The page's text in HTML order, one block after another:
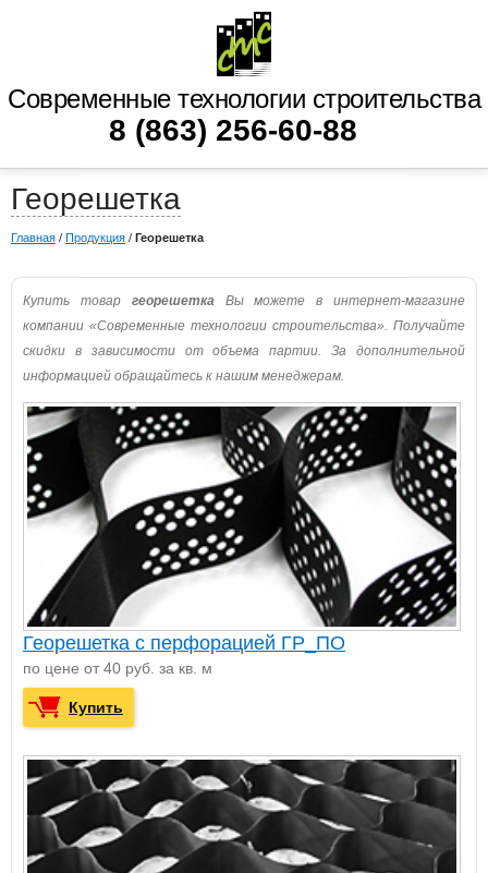
Современные технологии строительства
8 (863) 256-60-88
Георешетка
Главная / Продукция / Георешетка
Купить товар георешеткаВы можете в интернет-магазине
компании «Современные технологии строительства». Получайте
скидки в зависимости от объема партии. За дополнительной
информацией обращайтесь к нашим менеджерам.
Георешетка с перфорацией ГР_ПО
по цене от 40 руб. за кв. м
Купить